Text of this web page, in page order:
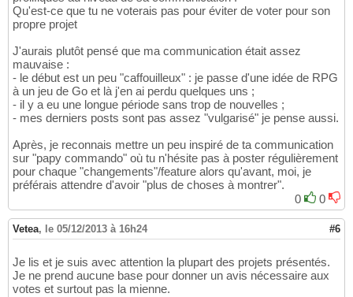
Qu'est-ce que tu ne voterais pas pour éviter de voter pour son
propre projet
J'aurais plutôt pensé que ma communication était assez
mauvaise :
- le début est un peu "caffouilleux" : je passe d'une idée de RPG
à un jeu de Go et là j'en ai perdu quelques uns ;
- il y a eu une longue période sans trop de nouvelles ;
- mes derniers posts sont pas assez "vulgarisé" je pense aussi.
Après, je reconnais mettre un peu inspiré de ta communication
sur "papy commando" où tu n'hésite pas à poster régulièrement
pour chaque "changements"/feature alors qu'avant, moi, je
préférais attendre d'avoir "plus de choses à montrer".
0
0
Vetea, le 05/12/2013 à 16h24 #6
Je lis et je suis avec attention la plupart des projets présentés.
Je ne prend aucune base pour donner un avis nécessaire aux
votes et surtout pas la mienne.